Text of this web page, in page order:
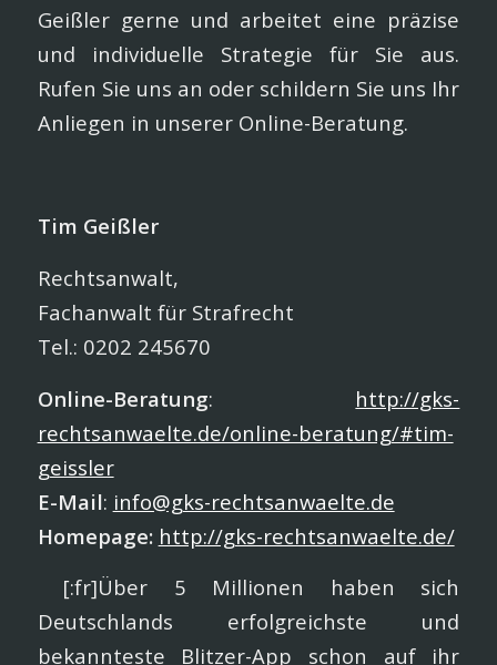
Geißler gerne und arbeitet eine präzise
und individuelle Strategie für Sie aus.
Rufen Sie uns an oder schildern Sie uns Ihr
Anliegen in unserer Online-Beratung.
Tim Geißler
Rechtsanwalt,
Fachanwalt für Strafrecht
Tel.: 0202 245670
Online-Beratung: http://gks-
rechtsanwaelte.de/online-beratung/#tim-
geissler
E-Mail: info@gks-rechtsanwaelte.de
Homepage: http://gks-rechtsanwaelte.de/
[:fr]Über 5 Millionen haben sich
Deutschlands erfolgreichste und
bekannteste Blitzer-App schon auf ihr